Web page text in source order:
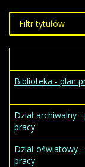
Biblioteka - plan
Dział archiwalny -
pracy
Dział oświatowy -
pracy